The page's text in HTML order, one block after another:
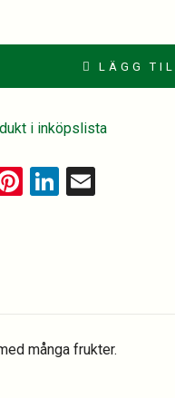
LÄGG
i inköpslista
Pinterest
LinkedIn
många frukter.